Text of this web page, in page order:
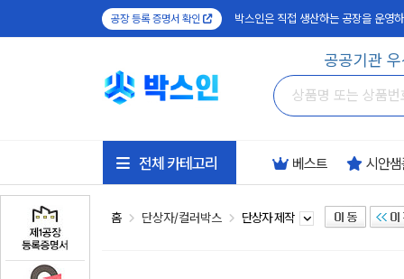
공장 등록 증명서 확인 박스인은 직접 생산하는 공장을 운영
공공기관
전체 카테고리 베스트 시안
홈 단상자/컬러박스 단상자 제작